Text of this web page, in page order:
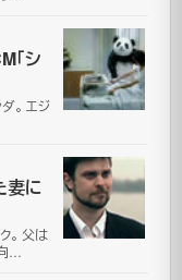
「シ
。 エジ
妻に
。 父は
…